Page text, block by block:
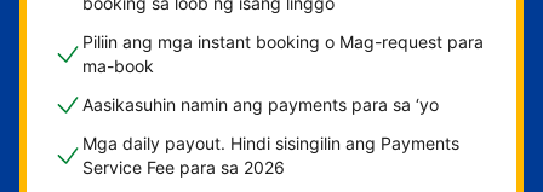
Piliin ang mga instant booking o Mag-request para
ma-book
Aasikasuhin namin ang payments para sa ‘yo
Mga daily payout. Hindi sisingilin ang Payments
Service Fee para sa 2026